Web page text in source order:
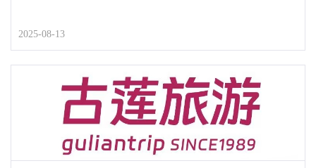
2025-08-13